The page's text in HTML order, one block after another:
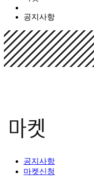
공지사항
공지사항
마켓신청